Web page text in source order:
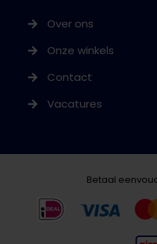
Over ons
Onze winkels
Contact
Vacatures
Betaal